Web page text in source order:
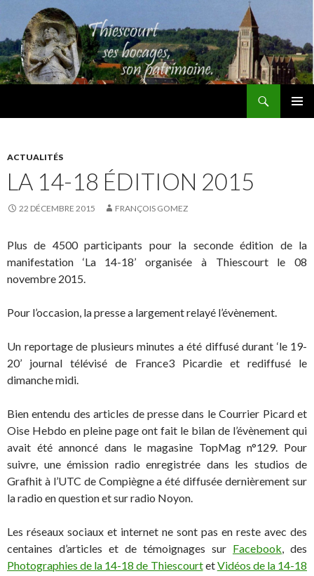
ACTUALITÉS
LA 14-18 ÉDITION 2015
22 DÉCEMBRE 2015 FRANÇOIS GOMEZ
Plus de 4500 participants pour la seconde édition de la
manifestation ‘La 14-18’ organisée à Thiescourt le 08
novembre 2015.
Pour l’occasion, la presse a largement relayé l’évènement.
Un reportage de plusieurs minutes a été diffusé durant ‘le 19-
20’ journal télévisé de France3 Picardie et rediffusé le
dimanche midi.
Bien entendu des articles de presse dans le Courrier Picard et
Oise Hebdo en pleine page ont fait le bilan de l’évènement qui
avait été annoncé dans le magasine TopMag n°129. Pour
suivre, une émission radio enregistrée dans les studios de
Grafhit à l’UTC de Compiègne a été diffusée dernièrement sur
la radio en question et sur radio Noyon.
Les réseaux sociaux et internet ne sont pas en reste avec des
centaines d’articles et de témoignages sur Facebook, des
Photographies de la 14-18 de ThiescourtetVidéos de la 14-18